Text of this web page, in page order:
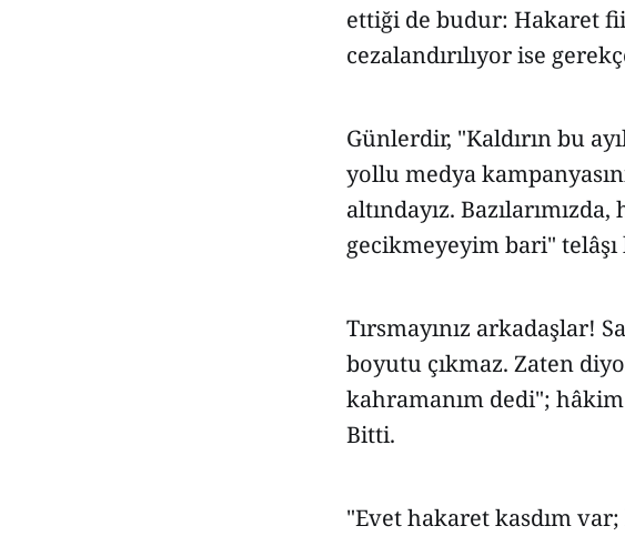
ettiği de budur: Hakaret
cezalandırılıyor ise
Günlerdir, "Kaldırın bu
yollu medya
altındayız.
gecikmeyeyim bari"
Tırsmayınız arkadaşlar!
boyutu çıkmaz. Zaten
kahramanım dedi";
Bitti.
"Evet hakaret kasdım